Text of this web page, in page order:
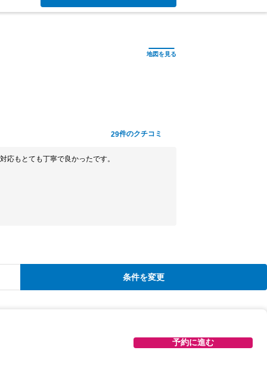
29件のクチコミ
応もとても丁寧で良かったです。
条件を変更
予約に進む